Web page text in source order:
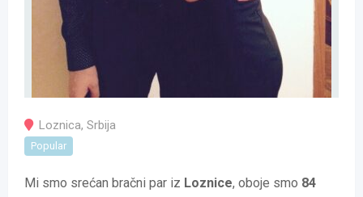
Loznica, Srbija
Popular
Mi smo srećan bračni par iz Loznice, oboje smo 84